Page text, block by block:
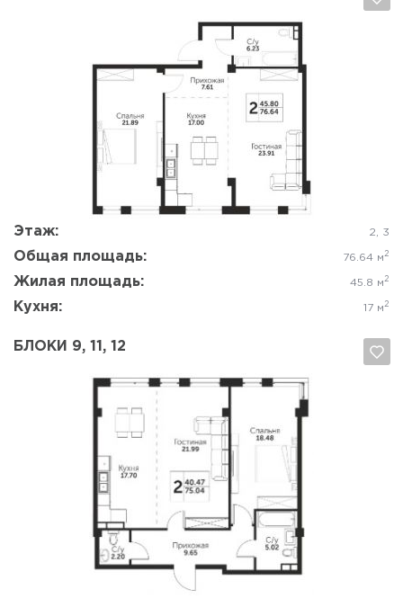
Этаж: 2, 3
Общая площадь: 76.64 м 2
Жилая площадь: 45.8 м 2
Кухня: 17 м 2
Да, удалить Отмена
БЛОКИ 9, 11, 12
Да, удалить Отмена